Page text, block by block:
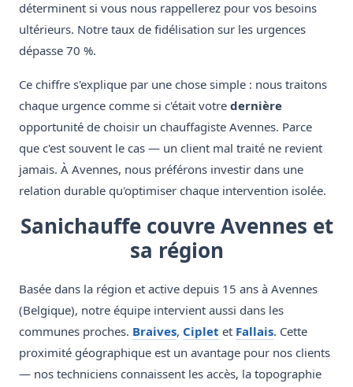
déterminent si vous nous rappellerez pour vos besoins
ultérieurs. Notre taux de fidélisation sur les urgences
dépasse 70 %.
Ce chiffre s'explique par une chose simple : nous traitons
chaque urgence comme si c'était votre dernière
opportunité de choisir un chauffagiste Avennes. Parce
que c'est souvent le cas — un client mal traité ne revient
jamais. À Avennes, nous préférons investir dans une
relation durable qu'optimiser chaque intervention isolée.
Sanichauffe couvre Avennes et
sa région
Basée dans la région et active depuis 15 ans à Avennes
(Belgique), notre équipe intervient aussi dans les
communes proches. Braives, Ciplet et Fallais. Cette
proximité géographique est un avantage pour nos clients
— nos techniciens connaissent les accès, la topographie